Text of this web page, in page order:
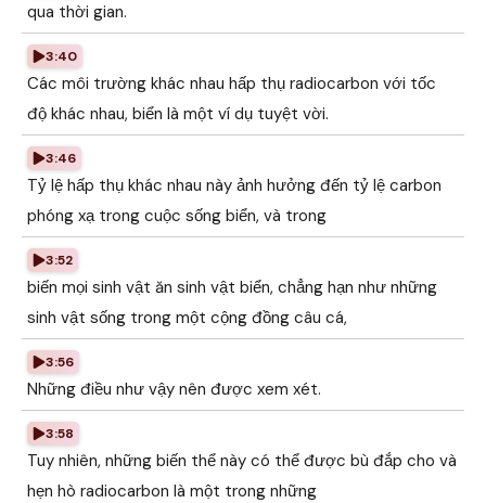
qua thời gian.
3:40
Các môi trường khác nhau hấp thụ radiocarbon với tốc
độ khác nhau, biển là một ví dụ tuyệt vời.
3:46
Tỷ lệ hấp thụ khác nhau này ảnh hưởng đến tỷ lệ carbon
phóng xạ trong cuộc sống biển, và trong
3:52
biến mọi sinh vật ăn sinh vật biển, chẳng hạn như những
sinh vật sống trong một cộng đồng câu cá,
3:56
Những điều như vậy nên được xem xét.
3:58
Tuy nhiên, những biến thể này có thể được bù đắp cho và
hẹn hò radiocarbon là một trong những